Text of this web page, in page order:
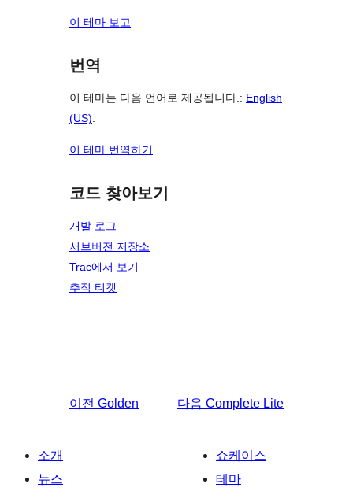
이 테마 보고
번역
이 테마는 다음 언어로 제공됩니다.: English
(US).
이 테마 번역하기
코드 찾아보기
개발 로그
서브버전 저장소
Trac에서 보기
추적 티켓
이전 Golden 다음 Complete Lite
소개
뉴스
쇼케이스
테마